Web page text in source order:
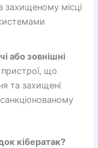
захищеному місці
або зовнішні
пристрої, що
та захищені
кібератак?